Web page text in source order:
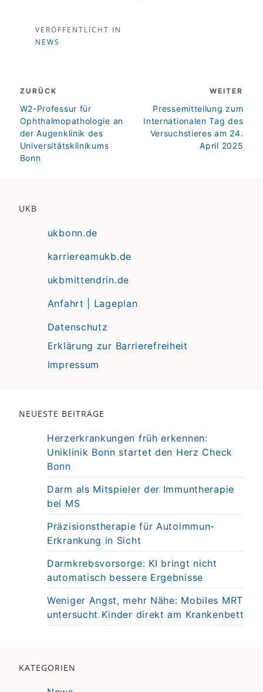
VERÖFFENTLICHT IN
NEWS
ZURÜCK
zurück
W2-Professur für
Ophthalmopathologie an
der Augenklinik des
Universitätsklinikums
Bonn
WEITER
weiter
Pressemitteilung zum
Internationalen Tag des
Versuchstieres am 24.
April 2025
UKB
ukbonn.de
karriereamukb.de
ukbmittendrin.de
Anfahrt | Lageplan
Datenschutz
Erklärung zur Barrierefreiheit
Impressum
NEUESTE BEITRÄGE
Herzerkrankungen früh erkennen:
Uniklinik Bonn startet den Herz Check
Bonn
Darm als Mitspieler der Immuntherapie
bei MS
Präzisionstherapie für Autoimmun-
Erkrankung in Sicht
Darmkrebsvorsorge: KI bringt nicht
automatisch bessere Ergebnisse
Weniger Angst, mehr Nähe: Mobiles MRT
untersucht Kinder direkt am Krankenbett
KATEGORIEN